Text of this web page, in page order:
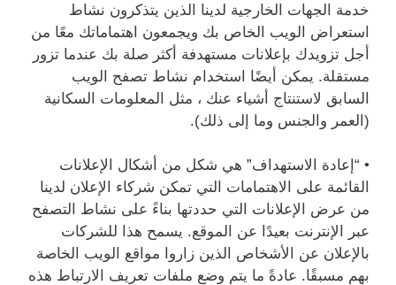
خدمة الجهات الخارجية لدينا الذين يتذكرون نشاط
استعراض الويب الخاص بك ويجمعون اهتماماتك معًا من
أجل تزويدك بإعلانات مستهدفة أكثر صلة بك عندما تزور
مستقلة. يمكن أيضًا استخدام نشاط تصفح الويب
السابق لاستنتاج أشياء عنك ، مثل المعلومات السكانية
(العمر والجنس وما إلى ذلك).
• “إعادة الاستهداف” هي شكل من أشكال الإعلانات
القائمة على الاهتمامات التي تمكن شركاء الإعلان لدينا
من عرض الإعلانات التي حددتها بناءً على نشاط التصفح
عبر الإنترنت بعيدًا عن الموقع. يسمح هذا للشركات
بالإعلان عن الأشخاص الذين زاروا مواقع الويب الخاصة
بهم مسبقًا. عادةً ما يتم وضع ملفات تعريف الارتباط هذه